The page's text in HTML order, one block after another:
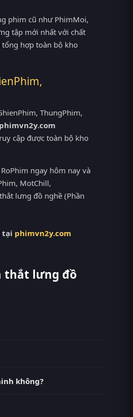
phim cũ như PhimMoi,
tập mới nhất với chất
hợp toàn bộ kho
ThungPhim,
phimvn2y.com
cập được toàn bộ kho
ngay hôm nay và
MotChill,
lưng đồ nghề (Phần
tại phimvn2y.com
thắt lưng đồ
MotPhim,
không?